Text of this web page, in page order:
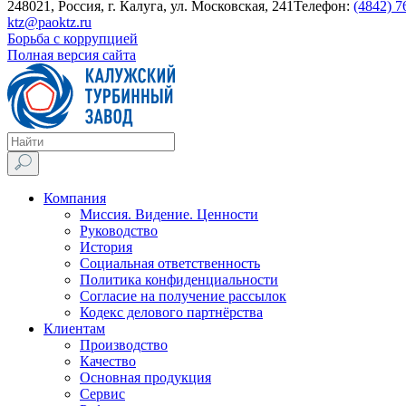
248021, Россия, г. Калуга, ул. Московская, 241Телефон: (4842)
ktz@paoktz.ru
Борьба с коррупцией
Полная версия сайта
Компания
Миссия. Видение. Ценности
Руководство
История
Социальная ответственность
Политика конфиденциальности
Согласие на получение рассылок
Кодекс делового партнёрства
Клиентам
Производство
Качество
Основная продукция
Сервис